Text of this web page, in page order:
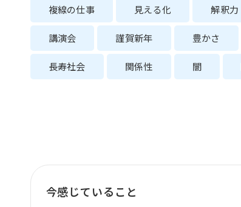
複線の仕事 見える化 解釈力
講演会 謹賀新年 豊かさ
長寿社会 関係性 闇
今感じていること